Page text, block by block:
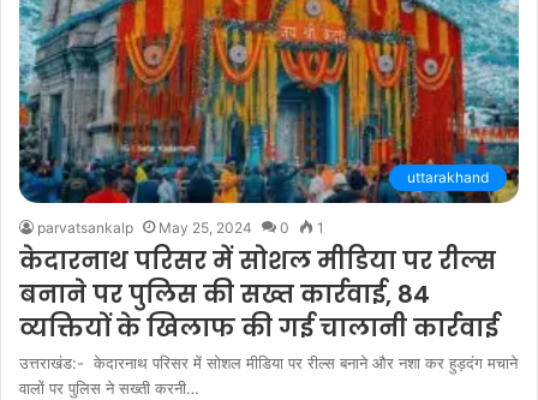
uttarakhand
parvatsankalp May 25, 2024 0 1
केदारनाथ परिसर में सोशल मीडिया पर रील्स
बनाने पर पुलिस की सख्त कार्रवाई, 84
व्यक्तियों के खिलाफ की गई चालानी कार्रवाई
उत्तराखंड:- केदारनाथ परिसर में सोशल मीडिया पर रील्स बनाने और नशा कर हुड़दंग मचाने
वालों पर पुलिस ने सख्ती करनी…